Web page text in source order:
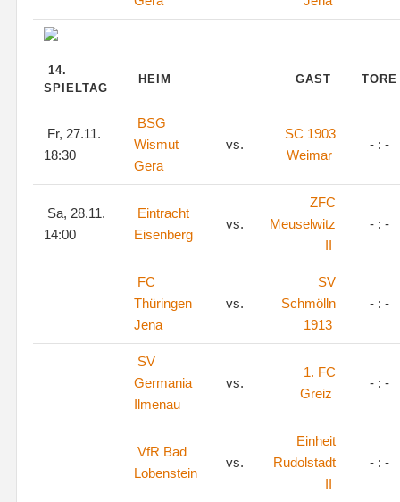
14.
SPIELTAG
HEIM GAST
Fr, 27.11.
18:30
BSG
Wismut
Gera
vs.
SC 1903
Weimar
- : -
Sa, 28.11.
14:00
Eintracht
Eisenberg
vs.
ZFC
Meuselwitz
II
- : -
FC
Thüringen
Jena
vs.
SV
Schmölln
1913
- : -
SV
Germania
Ilmenau
vs.
1. FC
Greiz
- : -
VfR Bad
Lobenstein
vs.
Einheit
Rudolstadt
II
- : -